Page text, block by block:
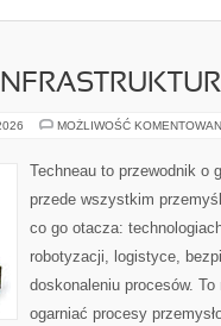
MOŻLIWOŚĆ
Techneau to przewodnik o
przede wszystkim
co go otacza:
robotyzacji, logistyce,
doskonaleniu procesów.
ogarniać procesy